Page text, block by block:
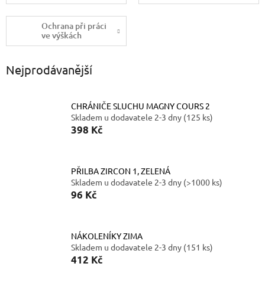
Ochrana při práci
ve výškách
Nejprodávanější
CHRÁNIČE SLUCHU MAGNY COURS 2
Skladem u dodavatele 2-3 dny (125 ks)
398 Kč
PŘILBA ZIRCON 1, ZELENÁ
Skladem u dodavatele 2-3 dny (>1000 ks)
96 Kč
NÁKOLENÍKY ZIMA
Skladem u dodavatele 2-3 dny (151 ks)
412 Kč